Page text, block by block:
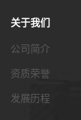
关于我们
公司简介
资质荣誉
发展历程